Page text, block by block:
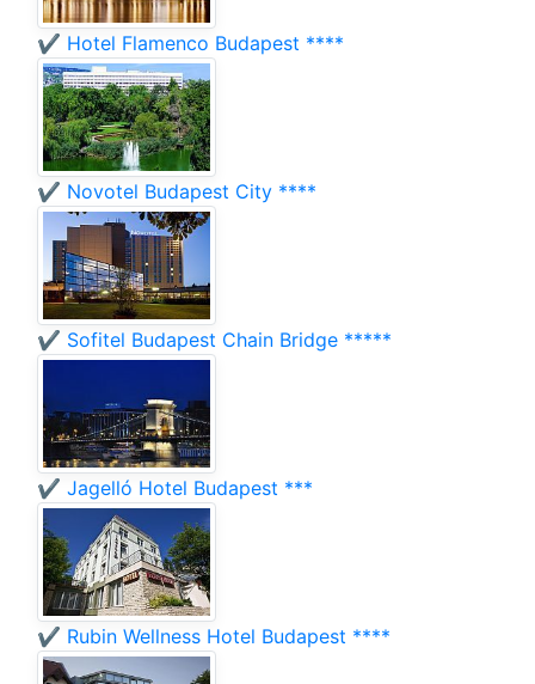
✔️ Hotel Flamenco Budapest ****
✔️ Novotel Budapest City ****
✔️ Sofitel Budapest Chain Bridge *****
✔️ Jagelló Hotel Budapest ***
✔️ Rubin Wellness Hotel Budapest ****